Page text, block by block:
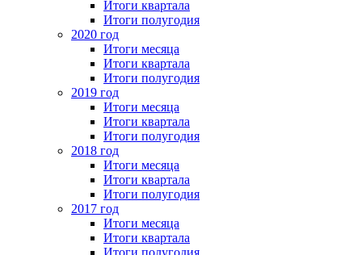
Итоги квартала
Итоги полугодия
2020 год
Итоги месяца
Итоги квартала
Итоги полугодия
2019 год
Итоги месяца
Итоги квартала
Итоги полугодия
2018 год
Итоги месяца
Итоги квартала
Итоги полугодия
2017 год
Итоги месяца
Итоги квартала
Итоги полугодия